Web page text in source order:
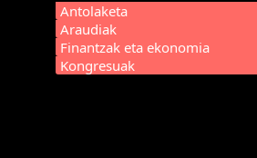
Antolaketa
Araudiak
Finantzak eta ekonomia
Kongresuak